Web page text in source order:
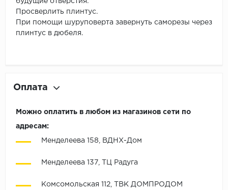
Просверлить плинтус.
При помощи шуруповерта завернуть саморезы через
плинтус в дюбеля.
Оплата
Можно оплатить в любом из магазинов сети по
адресам:
Менделеева 158, ВДНХ-Дом
Менделеева 137, ТЦ Радуга
Комсомольская 112, ТВК ДОМПРОДОМ